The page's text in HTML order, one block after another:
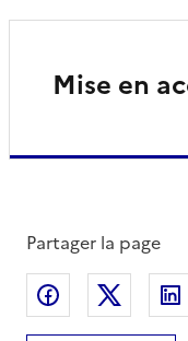
Mise en
Partager la page
Partager sur